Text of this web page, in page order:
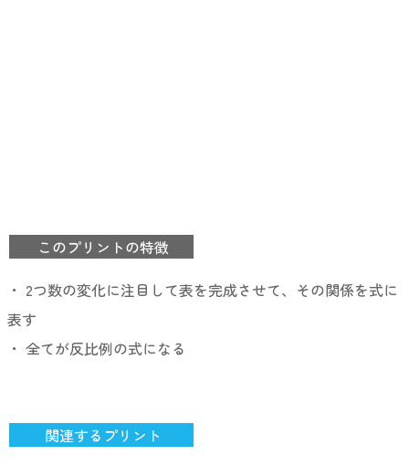
このプリントの特徴
・ 2つ数の変化に注目して表を完成させて、その関係を式に
表す
・ 全てが反比例の式になる
関連するプリント